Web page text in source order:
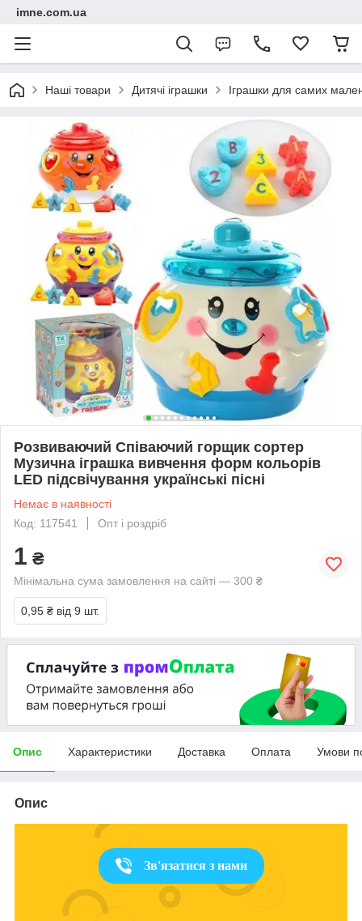
imne.com.ua
Наші товари Дитячі іграшки Іграшки для самих
Розвиваючий Співаючий горщик сортер
Музична іграшка вивчення форм кольорів
LED підсвічування українські пісні
Немає в наявності
Код: 117541
Опт і роздріб
1 ₴
Мінімальна сума замовлення на сайті — 300 ₴
0,95 ₴ від 9 шт.
Опис Характеристики Доставка Оплата Умови
Опис
Зв'язатися з нами